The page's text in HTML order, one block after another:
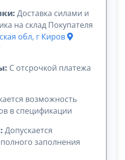
Доставка силами и
на склад Покупателя
обл, г Киров
C отсрочкой платежа
возможность
в спецификации
Допускается
заполнения